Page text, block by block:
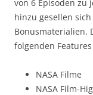
von 6 Episoden zu
hinzu gesellen
Bonusmaterialien.
folgenden
NASA Filme
NASA Film-